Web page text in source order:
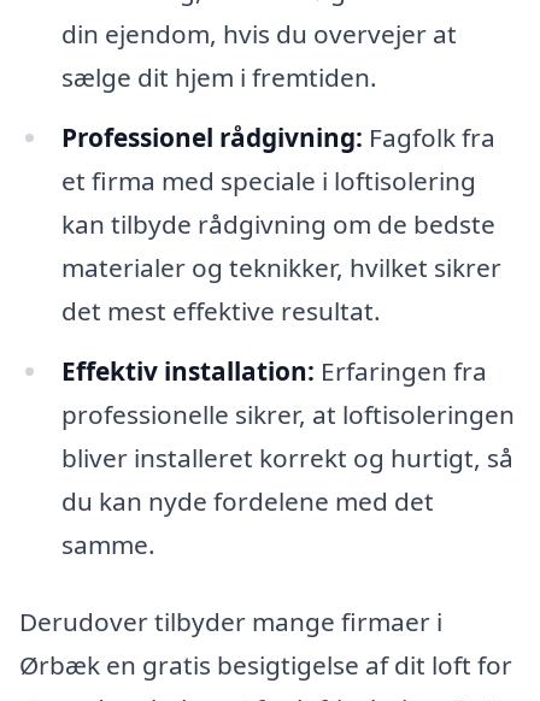
din ejendom, hvis du overvejer at
sælge dit hjem i fremtiden.
Professionel rådgivning: Fagfolk fra
et firma med speciale i loftisolering
kan tilbyde rådgivning om de bedste
materialer og teknikker, hvilket sikrer
det mest effektive resultat.
Effektiv installation: Erfaringen fra
professionelle sikrer, at loftisoleringen
bliver installeret korrekt og hurtigt, så
du kan nyde fordelene med det
samme.
Derudover tilbyder mange firmaer i
Ørbæk en gratis besigtigelse af dit loft for